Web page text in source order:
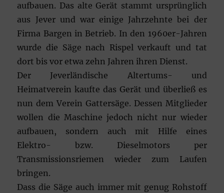
aufbauen. Das alte Gerät stammt ursprünglich
aus Jever und war einige Jahrzehnte bei der
Firma Bargen in Betrieb. In den 1960er-Jahren
wurde die Säge nach Rispel verkauft und tat
dort bis vor etwa zehn Jahren ihren Dienst.
Der Jeverländische Altertums- und
Heimatverein kaufte das Gerät und überließ es
nun dem Verein Gattersäge. Dessen Mitglieder
wollen die Maschine jedoch nicht nur wieder
aufbauen, sondern auch mit Hilfe eines
Elektro- bzw. Dieselmotors per
Transmissionsriemen wieder zum Laufen
bringen.
Dass die Säge auch immer mit genug Rohstoff